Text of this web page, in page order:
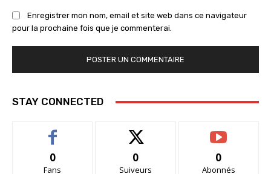
Enregistrer mon nom, email et site web dans ce navigateur
pour la prochaine fois que je commenterai.
STAY CONNECTED
0
Fans
0
Suiveurs
0
Abonnés